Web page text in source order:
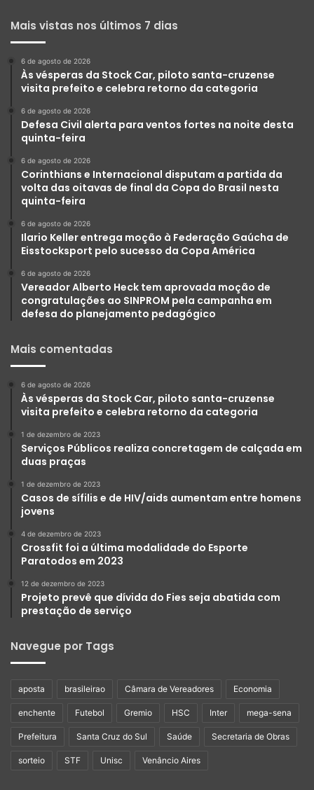
Mais vistas nos últimos 7 dias
6 de agosto de 2026
Às vésperas da Stock Car, piloto santa-cruzense
visita prefeito e celebra retorno da categoria
6 de agosto de 2026
Defesa Civil alerta para ventos fortes na noite desta
quinta-feira
6 de agosto de 2026
Corinthians e Internacional disputam a partida da
volta das oitavas de final da Copa do Brasil nesta
quinta-feira
6 de agosto de 2026
Ilario Keller entrega moção à Federação Gaúcha de
Eisstocksport pelo sucesso da Copa América
6 de agosto de 2026
Vereador Alberto Heck tem aprovada moção de
congratulações ao SINPROM pela campanha em
defesa do planejamento pedagógico
Mais comentadas
6 de agosto de 2026
Às vésperas da Stock Car, piloto santa-cruzense
visita prefeito e celebra retorno da categoria
1 de dezembro de 2023
Serviços Públicos realiza concretagem de calçada em
duas praças
1 de dezembro de 2023
Casos de sífilis e de HIV/aids aumentam entre homens
jovens
4 de dezembro de 2023
Crossfit foi a última modalidade do Esporte
Paratodos em 2023
12 de dezembro de 2023
Projeto prevê que dívida do Fies seja abatida com
prestação de serviço
Navegue por Tags
aposta brasileirao Câmara de Vereadores Economia
enchente Futebol Gremio HSC Inter mega-sena
Prefeitura Santa Cruz do Sul Saúde Secretaria de Obras
sorteio STF Unisc Venâncio Aires